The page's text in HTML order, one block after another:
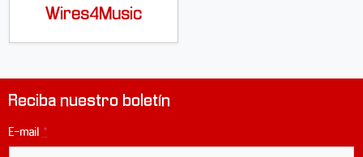
Wires4Music
Reciba nuestro boletín
E-mail *